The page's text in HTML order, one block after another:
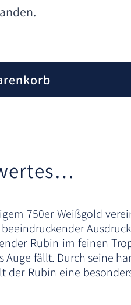
750er Weißgold
Rubin im feinen
fällt. Durch seine
der Rubin eine